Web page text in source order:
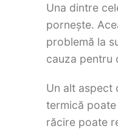
Una dintre
pornește.
problemă la
cauza pentru
Un alt aspect
termică
răcire poate